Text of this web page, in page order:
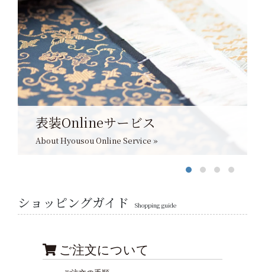
表装Onlineサービス
About Hyousou Online Service »
ショッピングガイド Shopping guide
ご注文について